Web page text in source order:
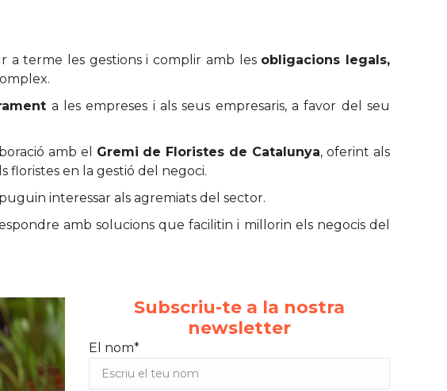
a terme les gestions i complir amb les obligacions legals,
a les empreses i als seus empresaris, a favor del seu
amb el Gremi de Floristes de Catalunya, oferint als
floristes en la gestió del negoci.
interessar als agremiats del sector.
amb solucions que facilitin i millorin els negocis del
Subscriu-te a la nostra
newsletter
El nom*